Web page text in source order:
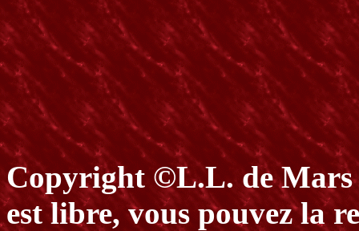
Copyright ©L.L. de Mars
est libre, vous pouvez la